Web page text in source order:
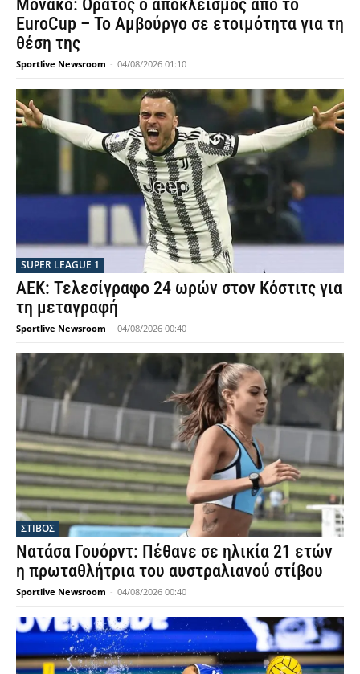
Μονακό: Ορατός ο αποκλεισμός από το
EuroCup – Το Αμβούργο σε ετοιμότητα για τη
θέση της
Sportlive Newsroom - 04/08/2026 01:10
SUPER LEAGUE 1
ΑΕΚ: Τελεσίγραφο 24 ωρών στον Κόστιτς για
τη μεταγραφή
Sportlive Newsroom - 04/08/2026 00:40
ΣΤΙΒΟΣ
Νατάσα Γουόρντ: Πέθανε σε ηλικία 21 ετών
η πρωταθλήτρια του αυστραλιανού στίβου
Sportlive Newsroom - 04/08/2026 00:40